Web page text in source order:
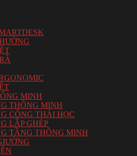
MINH
THÔNG MINH
CÔNG THÁI HỌC
LẮP GHÉP
TẦNG THÔNG MINH